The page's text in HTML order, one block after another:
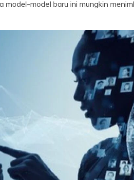
model baru ini mungkin